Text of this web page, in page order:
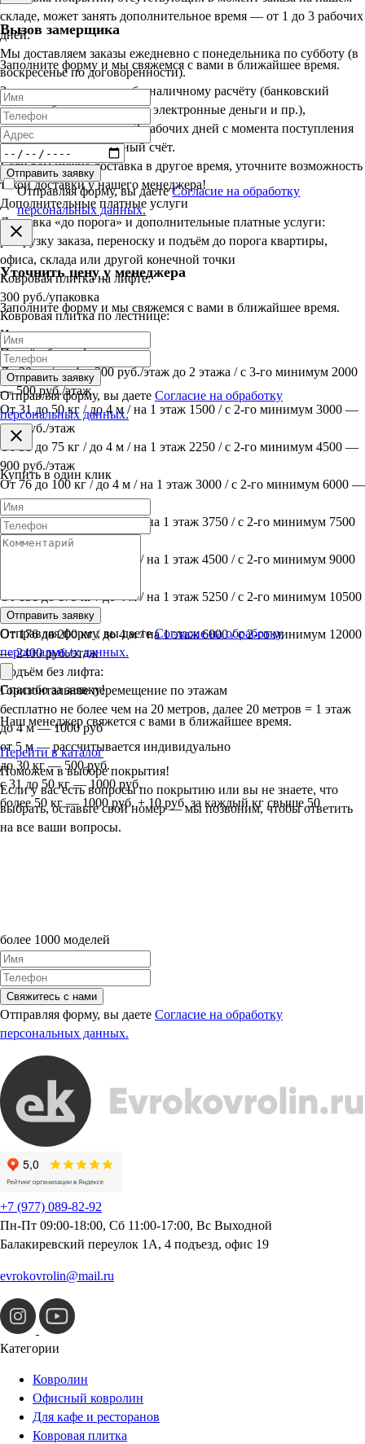
складе, может занять дополнительное время — от 1 до 3 рабочих
дней.
Мы доставляем заказы ежедневно с понедельника по субботу (в
воскресенье по договорённости).
Заказы, оплаченные по безналичному расчёту (банковский
перевод, банковская карта, электронные деньги и пр.),
доставляются в срок до 3 рабочих дней с момента поступления
оплаты на наш расчётный счёт.
Если вам нужна доставка в другое время, уточните возможность
такой доставки у нашего менеджера!
Дополнительные платные услуги
Доставка «до порога» и дополнительные платные услуги:
разгрузку заказа, переноску и подъём до порога квартиры,
офиса, склада или другой конечной точки
Ковровая плитка на лифте:
300 руб./упаковка
Ковровая плитка по лестнице:
Индивидуально
Подъём без лифта:
До 30 кг / до 4 м 300 руб./этаж до 2 этажа / с 3-го минимум 2000
— 500 руб./этаж
От 31 до 50 кг / до 4 м / на 1 этаж 1500 / с 2-го минимум 3000 —
600 руб./этаж
От 51 до 75 кг / до 4 м / на 1 этаж 2250 / с 2-го минимум 4500 —
900 руб./этаж
От 76 до 100 кг / до 4 м / на 1 этаж 3000 / с 2-го минимум 6000 —
1200 руб./этаж
От 101 до 125 кг / до 4 м / на 1 этаж 3750 / с 2-го минимум 7500
— 1500 руб./этаж
От 126 до 150 кг / до 4 м / на 1 этаж 4500 / с 2-го минимум 9000
От 151 до 175 кг / до 4 м / на 1 этаж 5250 / с 2-го минимум 10500
— 2100 руб./этаж
От 176 до 200 кг / до 4 м / на 1 этаж 6000 / с 2-го минимум 12000
— 2400 руб./этаж
Подъём без лифта:
Горизонтальное перемещение по этажам
бесплатно не более чем на 20 метров, далее 20 метров = 1 этаж
до 4 м — 1000 руб
от 5 м — рассчитывается индивидуально
до 30 кг — 500 руб.
с 31 до 50 кг — 1000 руб.
более 50 кг — 1000 руб. + 10 руб. за каждый кг свыше 50
Вызов замерщика
Заполните форму и мы свяжемся с вами в ближайшее время.
Отправить заявку
Отправляя форму, вы даетеСогласие на обработку
персональных данных.
Уточнить цену у менеджера
Заполните форму и мы свяжемся с вами в ближайшее время.
Отправить заявку
Отправляя форму, вы даете Согласие на обработку
персональных данных.
Купить в один клик
Отправить заявку
Отправляя форму, вы даетеСогласие на обработку
персональных данных.
Спасибо за заявку!
Наш менеджер свяжется с вами в ближайшее время.
Перейти в каталог
Поможем в выборе покрытия!
Если у вас есть вопросы по покрытию или вы не знаете, что
выбрать, оставьте свой номер — мы позвоним, чтобы ответить
на все ваши вопросы.
более 1000 моделей
Свяжитесь с нами
Отправляя форму, вы даете Согласие на обработку
персональных данных.
+7 (977) 089-82-92
Пн-Пт 09:00-18:00, Сб 11:00-17:00, Вс Выходной
Балакиревский переулок 1А, 4 подъезд, офис 19
evrokovrolin@mail.ru
Категории
Ковролин
Офисный ковролин
Для кафе и ресторанов
Ковровая плитка